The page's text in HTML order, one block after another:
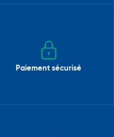
Paiement sécurisé